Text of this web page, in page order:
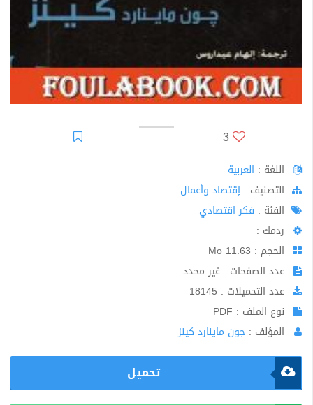
3
اللغة : العربية
اﻟﺘﺼﻨﻴﻒ : إقتصاد وأعمال
الفئة : فكر اقتصادي
ردمك :
الحجم : 11.63 Mo
عدد الصفحات : غير محدد
عدد التحميلات : 18145
نوع الملف : PDF
المؤلف : جون ماينارد كينز
تحميل